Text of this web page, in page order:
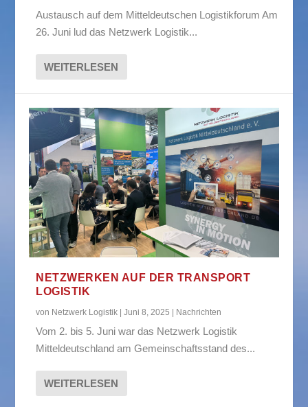
Austausch auf dem Mitteldeutschen Logistikforum Am
26. Juni lud das Netzwerk Logistik...
WEITERLESEN
NETZWERKEN AUF DER TRANSPORT
LOGISTIK
von Netzwerk Logistik |Juni 8, 2025 Nachrichten
Vom 2. bis 5. Juni war das Netzwerk Logistik
Mitteldeutschland am Gemeinschaftsstand des...
WEITERLESEN